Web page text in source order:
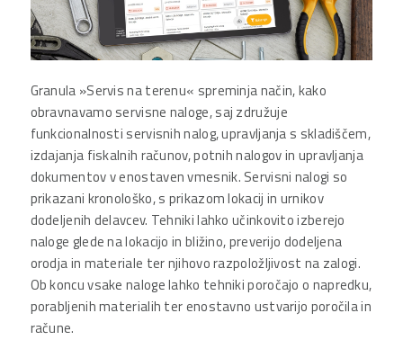
NAROČANJE
NADZORNA
PLOŠČA
INVENTURA
SKLADIŠČ
INVENTURA
OSNOVIH
SREDSTEV
SERVIS
TERENU
KONTAKT
Granula »Servis na terenu« spreminja način, kako
obravnavamo servisne naloge, saj združuje
funkcionalnosti servisnih nalog, upravljanja s skladiščem,
izdajanja fiskalnih računov, potnih nalogov in upravljanja
dokumentov v enostaven vmesnik. Servisni nalogi so
prikazani kronološko, s prikazom lokacij in urnikov
dodeljenih delavcev. Tehniki lahko učinkovito izberejo
naloge glede na lokacijo in bližino, preverijo dodeljena
orodja in materiale ter njihovo razpoložljivost na zalogi.
Ob koncu vsake naloge lahko tehniki poročajo o napredku,
porabljenih materialih ter enostavno ustvarijo poročila in
račune.